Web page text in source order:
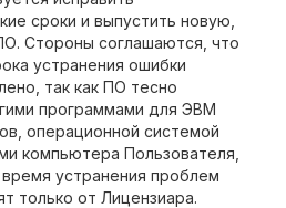
сроки и выпустить новую,
Стороны соглашаются, что
устранения ошибки
так как ПО тесно
программами для ЭВМ
операционной системой
компьютера Пользователя,
устранения проблем
только от Лицензиара.
на сайте,
характер
офертой,
статьи 437